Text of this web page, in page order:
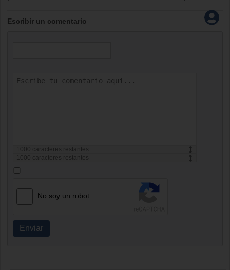
Escribir un comentario
caracteres restantes
caracteres restantes
No soy un robot
Enviar